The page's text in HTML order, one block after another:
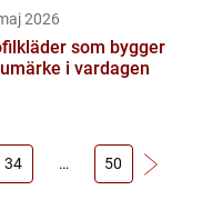
2026
som bygger
i vardagen
34 … 50